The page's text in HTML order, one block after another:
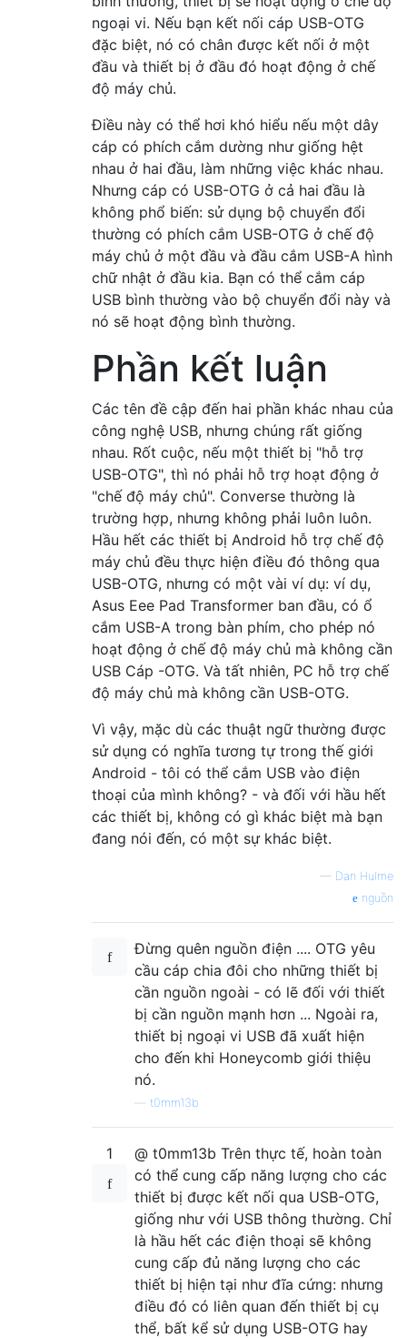
ngoại vi. Nếu bạn kết nối cáp USB-OTG
đặc biệt, nó có chân được kết nối ở một
đầu và thiết bị ở đầu đó hoạt động ở chế
độ máy chủ.
Điều này có thể hơi khó hiểu nếu một dây
cáp có phích cắm dường như giống hệt
nhau ở hai đầu, làm những việc khác nhau.
Nhưng cáp có USB-OTG ở cả hai đầu là
không phổ biến: sử dụng bộ chuyển đổi
thường có phích cắm USB-OTG ở chế độ
máy chủ ở một đầu và đầu cắm USB-A hình
chữ nhật ở đầu kia. Bạn có thể cắm cáp
USB bình thường vào bộ chuyển đổi này và
nó sẽ hoạt động bình thường.
Phần kết luận
Các tên đề cập đến hai phần khác nhau của
công nghệ USB, nhưng chúng rất giống
nhau. Rốt cuộc, nếu một thiết bị "hỗ trợ
USB-OTG", thì nó phải hỗ trợ hoạt động ở
"chế độ máy chủ". Converse thường là
trường hợp, nhưng không phải luôn luôn.
Hầu hết các thiết bị Android hỗ trợ chế độ
máy chủ đều thực hiện điều đó thông qua
USB-OTG, nhưng có một vài ví dụ: ví dụ,
Asus Eee Pad Transformer ban đầu, có ổ
cắm USB-A trong bàn phím, cho phép nó
hoạt động ở chế độ máy chủ mà không cần
USB Cáp -OTG. Và tất nhiên, PC hỗ trợ chế
độ máy chủ mà không cần USB-OTG.
Vì vậy, mặc dù các thuật ngữ thường được
sử dụng có nghĩa tương tự trong thế giới
Android - tôi có thể cắm USB vào điện
thoại của mình không? - và đối với hầu hết
các thiết bị, không có gì khác biệt mà bạn
đang nói đến, có một sự khác biệt.
— Dan Hulme
nguồn
Đừng quên nguồn điện .... OTG yêu
cầu cáp chia đôi cho những thiết bị
cần nguồn ngoài - có lẽ đối với thiết
bị cần nguồn mạnh hơn ... Ngoài ra,
thiết bị ngoại vi USB đã xuất hiện
cho đến khi Honeycomb giới thiệu
nó.
t0mm13b
1
@ t0mm13b Trên thực tế, hoàn toàn
có thể cung cấp năng lượng cho các
thiết bị được kết nối qua USB-OTG,
giống như với USB thông thường. Chỉ
là hầu hết các điện thoại sẽ không
cung cấp đủ năng lượng cho các
thiết bị hiện tại như đĩa cứng: nhưng
điều đó có liên quan đến thiết bị cụ
thể, bất kể sử dụng USB-OTG hay